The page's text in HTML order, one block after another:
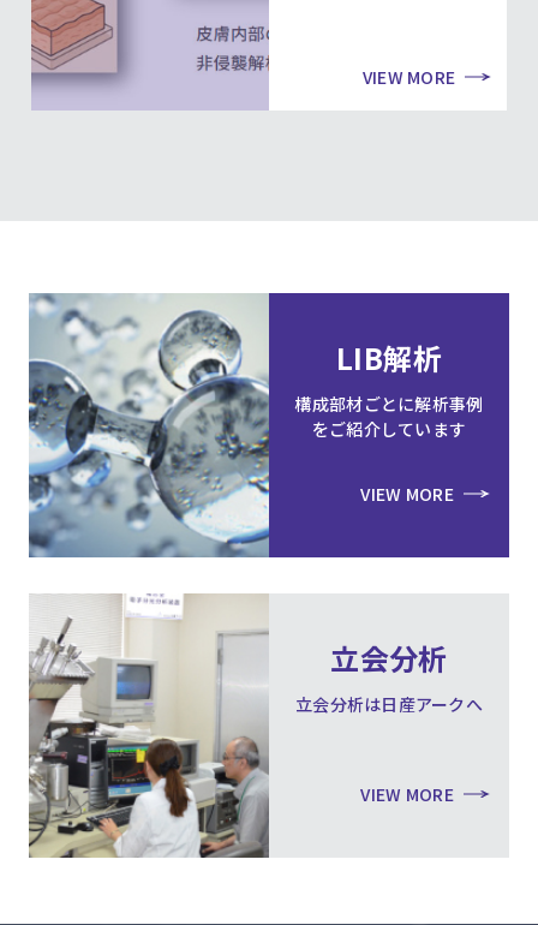
VIEW MORE
LIB解析
構成部材ごとに解析事例
をご紹介しています
VIEW MORE
立会分析
立会分析は日産アークへ
VIEW MORE